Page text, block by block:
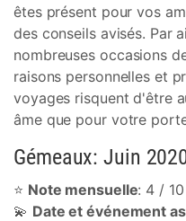
êtes présent pour vos
des conseils avisés. Par
nombreuses occasions
raisons personnelles et
voyages risquent d'être
âme que pour votre
Gémeaux: Juin
⭐ Note mensuelle: 4 / 10
💫 Date et événement